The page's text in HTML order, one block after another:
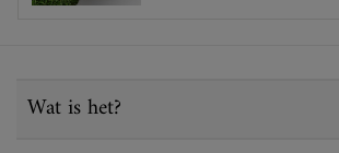
Wat is het?